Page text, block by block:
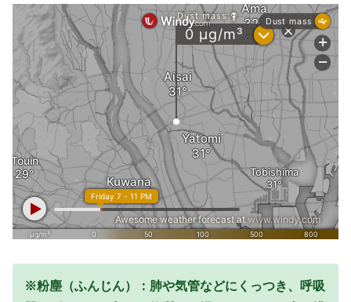
※粉塵（ふんじん）：肺や気管などにくっつき、呼吸